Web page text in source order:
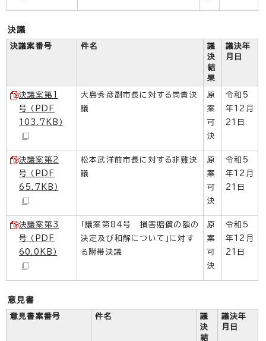
決議
決議案番号 件名
議
決
結
果
議決年
月日
決議案第1
号 （PDF
103.7KB）
大島秀彦副市長に対する問責決
議
原
案
可
決
令和5
年12月
21日
決議案第2
号 （PDF
65.7KB）
松本武洋前市長に対する非難決
議
原
案
可
決
令和5
年12月
21日
決議案第3
号 （PDF
60.0KB）
「議案第84号 損害賠償の額の
決定及び和解について」に対す
る附帯決議
原
案
可
決
令和5
年12月
21日
意見書
意見書案番号 件名
議
決
結
議決年
月日